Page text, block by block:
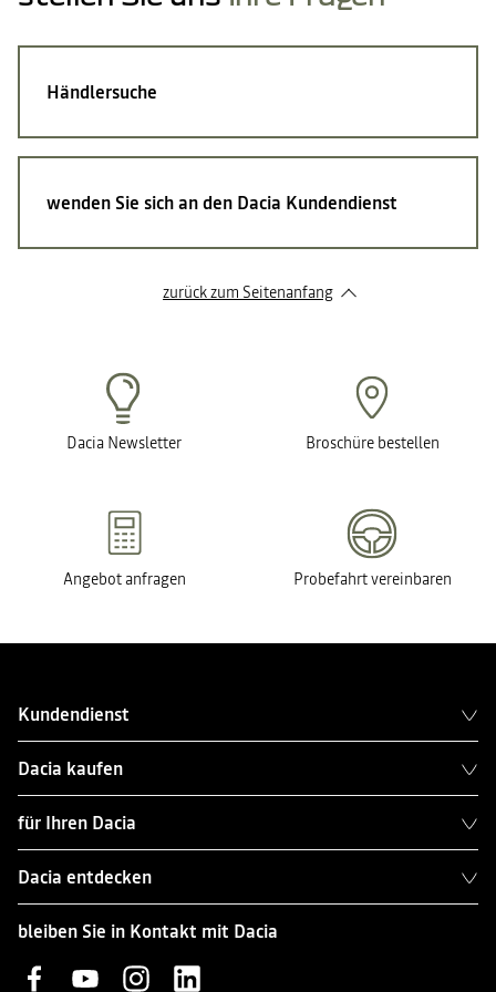
Händlersuche
wenden Sie sich an den Dacia Kundendienst
zurück zum Seitenanfang
Dacia Newsletter Broschüre bestellen
Angebot anfragen Probefahrt vereinbaren
Kundendienst
Dacia kaufen
für Ihren Dacia
Dacia entdecken
bleiben Sie in Kontakt mit Dacia